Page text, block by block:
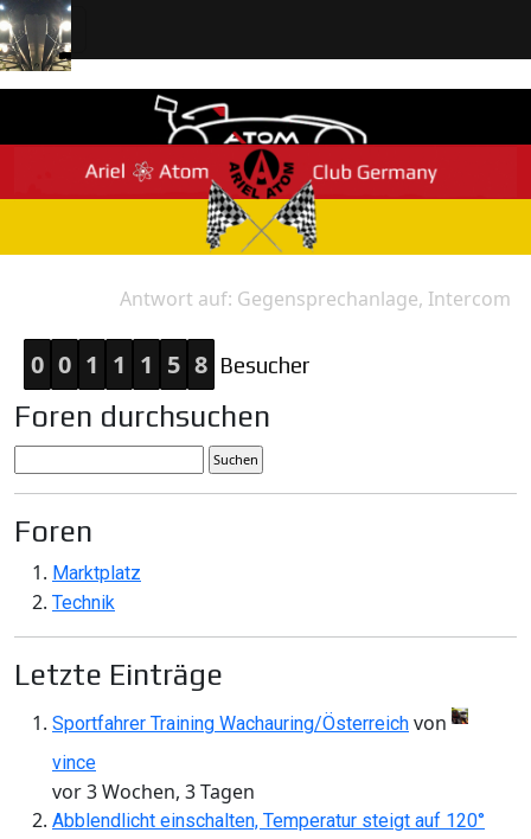
Antwort auf: Gegensprechanlage, Intercom
0 0 1 1 1 5 8 Besucher
Foren durchsuchen
Foren
Marktplatz
Technik
Letzte Einträge
Sportfahrer Training Wachauring/Österreich von
vince
vor 3 Wochen, 3 Tagen
Abblendlicht einschalten, Temperatur steigt auf 120°